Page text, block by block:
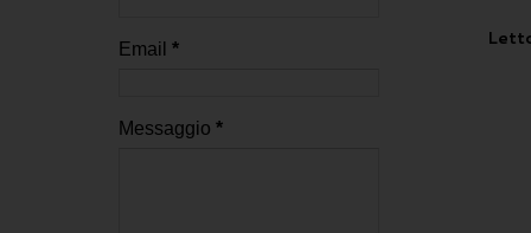
Email *
Messaggio *